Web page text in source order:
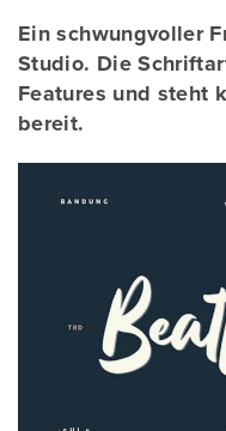
Ein schwungvoller
Studio. Die
Features und steht
bereit.